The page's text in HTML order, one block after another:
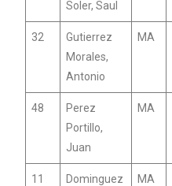
Soler, Saul
32
Gutierrez
Morales,
Antonio
MA
48
Perez
Portillo,
Juan
MA
11
Dominguez
MA